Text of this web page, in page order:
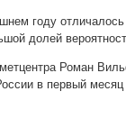
году
долей
Роман
в первый